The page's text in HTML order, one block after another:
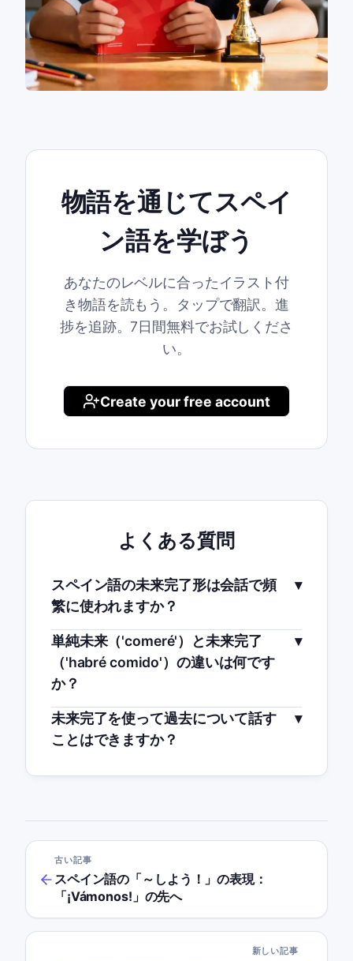
物語を通じてスペイ
ン語を学ぼう
あなたのレベルに合ったイラスト付
き物語を読もう。タップで翻訳。進
捗を追跡。7日間無料でお試しくださ
い。
Create your free account
よくある質問
スペイン語の未来完了形は会話で頻
繁に使われますか？
単純未来（'comeré'）と未来完了
（'habré comido'）の違いは何です
か？
未来完了を使って過去について話す
ことはできますか？
古い記事
スペイン語の「～しよう！」の表現：
「¡Vámonos!」の先へ
新しい記事